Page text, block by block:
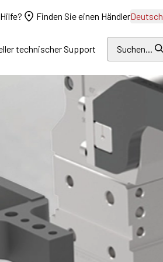
Finden Sie einen HändlerDeutsch
technischer Support Suchen...